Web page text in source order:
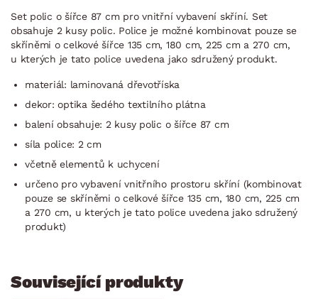
Set polic o šířce 87 cm pro vnitřní vybavení skříní. Set
obsahuje 2 kusy polic. Police je možné kombinovat pouze se
skříněmi o celkové šířce 135 cm, 180 cm, 225 cm a 270 cm,
u kterých je tato police uvedena jako sdružený produkt.
materiál: laminovaná dřevotříska
dekor: optika šedého textilního plátna
balení obsahuje: 2 kusy polic o šířce 87 cm
síla police: 2 cm
včetně elementů k uchycení
určeno pro vybavení vnitřního prostoru skříní (kombinovat
pouze se skříněmi o celkové šířce 135 cm, 180 cm, 225 cm
a 270 cm, u kterých je tato police uvedena jako sdružený
produkt)
Související produkty